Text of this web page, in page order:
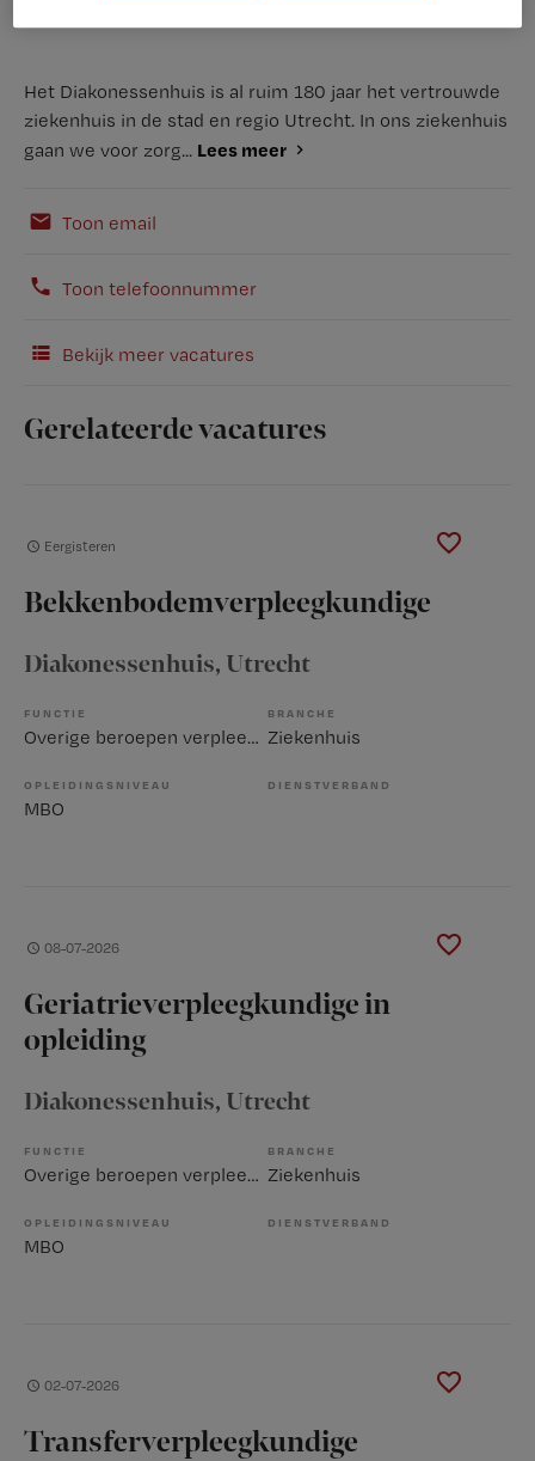
Het Diakonessenhuis is al ruim 180 jaar het vertrouwde
ziekenhuis in de stad en regio Utrecht. In ons ziekenhuis
gaan we voor zorg... Lees meer
Toon email
Toon telefoonnummer
Bekijk meer vacatures
Gerelateerde vacatures
Eergisteren
Bekkenbodemverpleegkundige
Diakonessenhuis, Utrecht
FUNCTIE
Overige beroepen verpleegkunde
BRANCHE
Ziekenhuis
OPLEIDINGSNIVEAU
MBO
DIENSTVERBAND
08-07-2026
Geriatrieverpleegkundige in
opleiding
Diakonessenhuis, Utrecht
FUNCTIE
Overige beroepen verpleegkunde
BRANCHE
Ziekenhuis
OPLEIDINGSNIVEAU
MBO
DIENSTVERBAND
02-07-2026
Transferverpleegkundige